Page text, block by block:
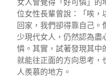
女人會覺得「好可憐」的
位女性長輩曾說：「唉，
回家，我們卻得靠自己。
少現代女人，仍然認為盡
憐。其實，試著發現其中
就能往正面的方向思考，
人羨慕的地方。